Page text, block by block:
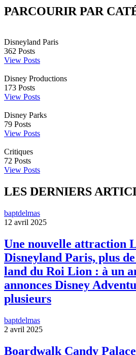
PARCOURIR PAR
Disneyland Paris
362 Posts
View Posts
Disney Productions
173 Posts
View Posts
Disney Parks
79 Posts
View Posts
Critiques
72 Posts
View Posts
LES DERNIERS
baptdelmas
12 avril 2025
Une nouvelle attraction
Disneyland Paris, plus
land du Roi Lion : à un
annonces Disney
plusieurs
baptdelmas
2 avril 2025
Boardwalk Candy